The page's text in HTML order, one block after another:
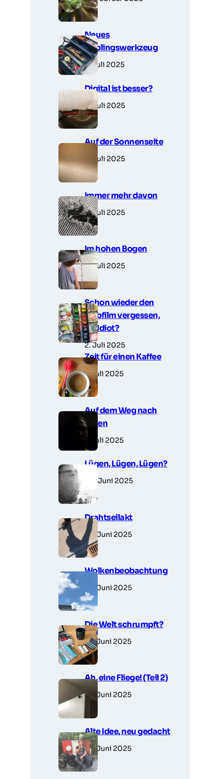
Neues
Lieblingswerkzeug
7. Juli 2025
Digital ist besser?
6. Juli 2025
Auf der Sonnenseite
5. Juli 2025
Immer mehr davon
5. Juli 2025
Im hohen Bogen
3. Juli 2025
Schon wieder den
Farbfilm vergessen,
Du Idiot?
2. Juli 2025
Zeit für einen Kaffee
1. Juli 2025
Auf dem Weg nach
unten
1. Juli 2025
Lügen, Lügen, Lügen?
30. Juni 2025
Drahtseilakt
28. Juni 2025
Wolkenbeobachtung
28. Juni 2025
Die Welt schrumpft?
27. Juni 2025
Ah, eine Fliege! (Teil 2)
27. Juni 2025
Alte Idee, neu gedacht
27. Juni 2025